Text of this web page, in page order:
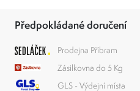
Předpokládané doručení
Prodejna Příbram
Zásilkovna do 5 Kg
GLS - Výdejní místa